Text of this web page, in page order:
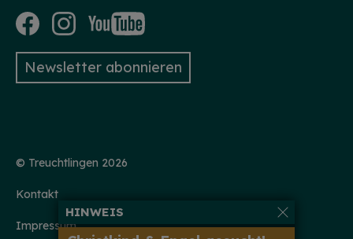
Newsletter abonnieren
© Treuchtlingen 2026
Kontakt
Impressum
HINWEIS